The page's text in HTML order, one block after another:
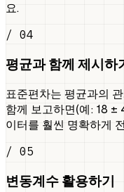
요.
/ 04
평균과 함께 제시하
표준편차는 평균과의
함께 보고하면(예: 18 ±
이터를 훨씬 명확하게
/ 05
변동계수 활용하기